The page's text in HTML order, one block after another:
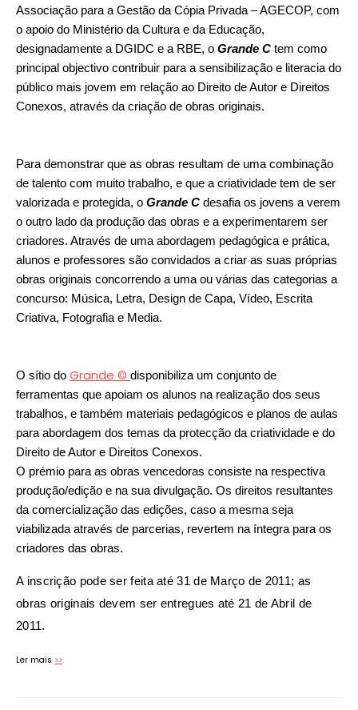
Associação para a Gestão da Cópia Privada – AGECOP, com
o apoio do Ministério da Cultura e da Educação,
designadamente a DGIDC e a RBE, o Grande C tem como
principal objectivo contribuir para a sensibilização e literacia do
público mais jovem em relação ao Direito de Autor e Direitos
Conexos, através da criação de obras originais.
Para demonstrar que as obras resultam de uma combinação
de talento com muito trabalho, e que a criatividade tem de ser
valorizada e protegida, o Grande C desafia os jovens a verem
o outro lado da produção das obras e a experimentarem ser
criadores. Através de uma abordagem pedagógica e prática,
alunos e professores são convidados a criar as suas próprias
obras originais concorrendo a uma ou várias das categorias a
concurso: Música, Letra, Design de Capa, Vídeo, Escrita
Criativa, Fotografia e Media.
O sítio do Grande © disponibiliza um conjunto de
ferramentas que apoiam os alunos na realização dos seus
trabalhos, e também materiais pedagógicos e planos de aulas
para abordagem dos temas da protecção da criatividade e do
Direito de Autor e Direitos Conexos.
O prémio para as obras vencedoras consiste na respectiva
produção/edição e na sua divulgação. Os direitos resultantes
da comercialização das edições, caso a mesma seja
viabilizada através de parcerias, revertem na íntegra para os
criadores das obras.
A inscrição pode ser feita até 31 de Março de 2011; as
obras originais devem ser entregues até 21 de Abril de
2011.
Ler mais >>